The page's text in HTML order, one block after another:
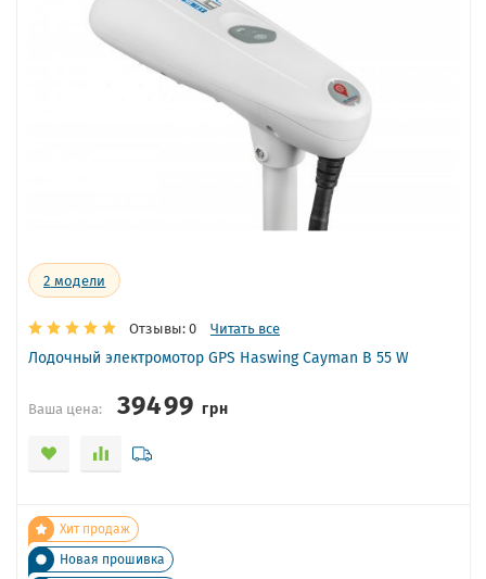
2 модели
Отзывы: 0 Читать все
Лодочный электромотор GPS Haswing Cayman B 55 W
Ваша цена: 39499грн
Хит продаж
Новая прошивка